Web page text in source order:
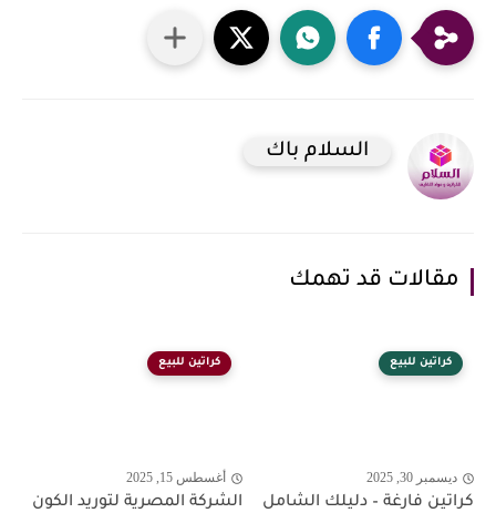
السلام باك
مقالات قد تهمك
كراتين للبيع
ديسمبر 30, 2025
كراتين فارغة – دليلك الشامل
كراتين للبيع
أغسطس 15, 2025
الشركة المصرية لتوريد الكون